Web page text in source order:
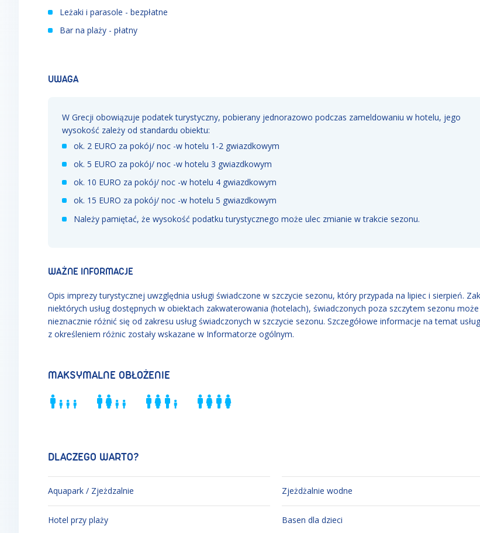
Leżaki i parasole - bezpłatne
Bar na plaży - płatny
UWAGA
W Grecji obowiązuje podatek turystyczny, pobierany jednorazowo podczas zameldowaniu w hotelu, jego
wysokość zależy od standardu obiektu:
ok. 2 EURO za pokój/ noc -w hotelu 1-2 gwiazdkowym
ok. 5 EURO za pokój/ noc -w hotelu 3 gwiazdkowym
ok. 10 EURO za pokój/ noc -w hotelu 4 gwiazdkowym
ok. 15 EURO za pokój/ noc -w hotelu 5 gwiazdkowym
Należy pamiętać, że wysokość podatku turystycznego może ulec zmianie w trakcie sezonu.
WAŻNE INFORMACJE
Opis imprezy turystycznej uwzględnia usługi świadczone w szczycie sezonu, który przypada na lipiec i sierpień.
niektórych usług dostępnych w obiektach zakwaterowania (hotelach), świadczonych poza szczytem sezonu może
nieznacznie różnić się od zakresu usług świadczonych w szczycie sezonu. Szczegółowe informacje na temat usług
z określeniem różnic zostały wskazane w Informatorze ogólnym.
MAKSYMALNE OBŁOŻENIE
DLACZEGO WARTO?
Aquapark / Zjeżdzalnie Zjeżdżalnie wodne
Hotel przy plaży Basen dla dzieci